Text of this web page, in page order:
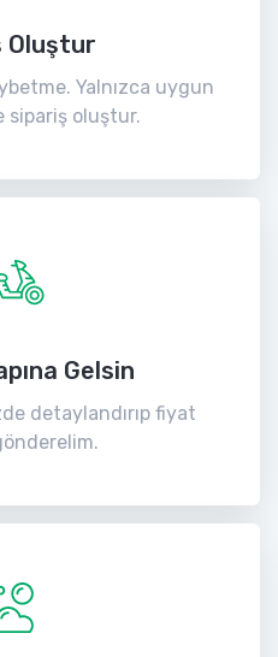
Oluştur
Yalnızca uygun
sipariş oluştur.
Gelsin
detaylandırıp fiyat